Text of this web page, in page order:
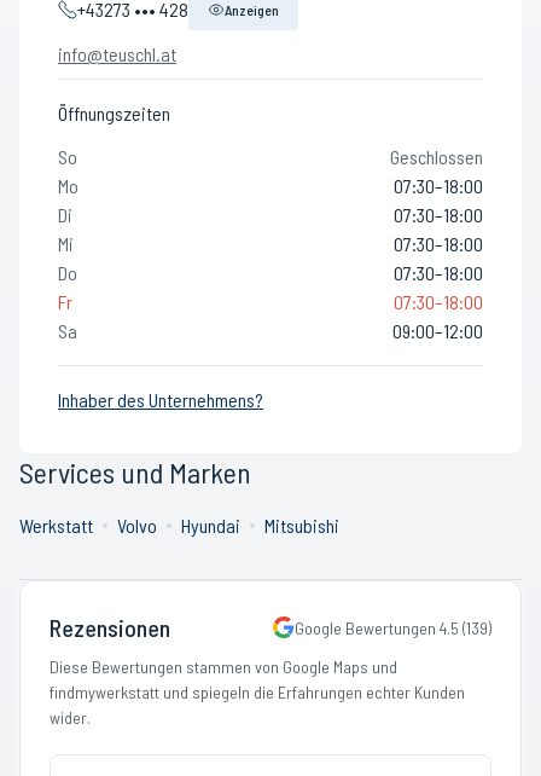
+43273 ••• 428 Anzeigen
info@teuschl.at
Öffnungszeiten
So
Geschlossen
Mo
07:30–18:00
Di
07:30–18:00
Mi
07:30–18:00
Do
07:30–18:00
Fr
07:30–18:00
Sa
09:00–12:00
Inhaber des Unternehmens?
Services und Marken
Werkstatt Volvo Hyundai Mitsubishi
Rezensionen Google Bewertungen 4.5 (139)
Diese Bewertungen stammen von Google Maps und
findmywerkstatt und spiegeln die Erfahrungen echter Kunden
wider.